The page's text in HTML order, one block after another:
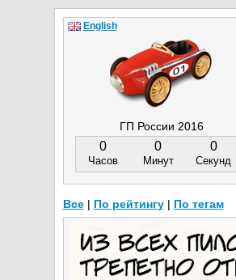
ГП России 2016
0
Часов
0
Минут
0
Секунд
English
Все| По рейтингу| По тегам